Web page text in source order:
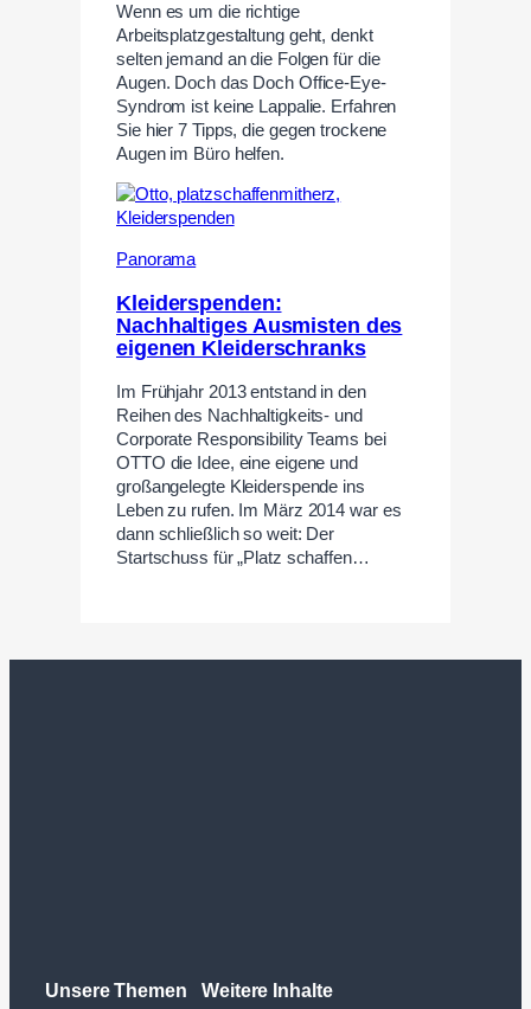
Wenn es um die richtige
Arbeitsplatzgestaltung geht, denkt
selten jemand an die Folgen für die
Augen. Doch das Doch Office-Eye-
Syndrom ist keine Lappalie. Erfahren
Sie hier 7 Tipps, die gegen trockene
Augen im Büro helfen.
Panorama
Kleiderspenden:
Nachhaltiges Ausmisten des
eigenen Kleiderschranks
Im Frühjahr 2013 entstand in den
Reihen des Nachhaltigkeits- und
Corporate Responsibility Teams bei
OTTO die Idee, eine eigene und
großangelegte Kleiderspende ins
Leben zu rufen. Im März 2014 war es
dann schließlich so weit: Der
Startschuss für „Platz schaffen…
Unsere Themen Weitere Inhalte